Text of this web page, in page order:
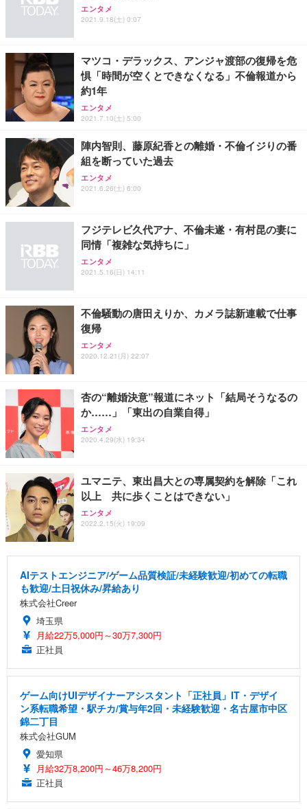
エンタメ
2021.9.18(土) 0:07
マツコ・デラックス、アンジャ渡部の復帰を危
惧「時間が空くとできなくなる」不倫報道から
約1年
エンタメ
2021.7.10(土) 5:00
陣内智則、藤原紀香との離婚・不倫イジりの番
組を断っていた過去
エンタメ
2021.6.26(土) 6:00
フジテレビ久代アナ、不倫未遂・有村昆の妻に
同情「複雑な気持ちに」
エンタメ
2021.5.16(日) 14:11
不倫騒動の唐田えりか、カメラ誌新連載で仕事
復帰
エンタメ
2020.12.21(月) 22:07
杏の“離婚決意”報道にネット「結局そうなるの
か……」「東出の自業自得」
エンタメ
2020.4.29(水) 19:34
ユマニテ、東出昌大との専属契約を解除「これ
以上 共に歩くことはできない」
エンタメ
2022.2.15(火) 19:09
AIテストエンジニア/ゲーム品質検証/未経験歓迎/初めての転職
も歓迎/土日祝休み/昇給あり
株式会社Creer
埼玉県
月給22万5,000円～30万7,300円
正社員
ゲーム向けUIデザイナーアシスタント「正社員」IT・デザイ
ン系転職希望・駅チカ/賞与年2回・未経験歓迎・名古屋市中区
錦二丁目
株式会社GUM
愛知県
月給32万8,200円～46万8,200円
正社員